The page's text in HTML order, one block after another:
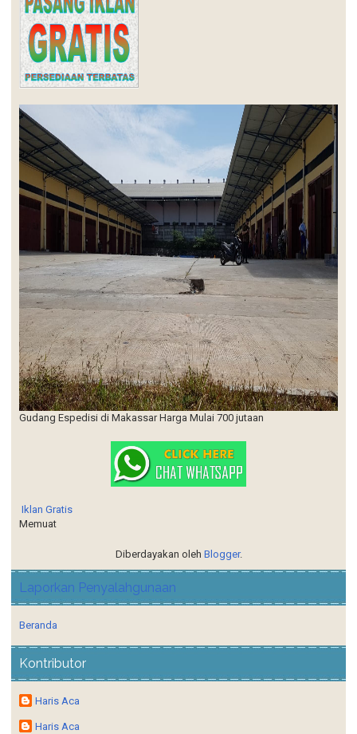
Gudang Espedisi di Makassar Harga Mulai 700 jutaan
Iklan Gratis
Memuat
Diberdayakan oleh Blogger.
Laporkan Penyalahgunaan
Beranda
Kontributor
Haris Aca
Haris Aca